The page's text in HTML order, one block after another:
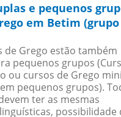
e pequenos
em Betim (grupo
de Grego estão também
pequenos grupos
ou cursos de Grego
pequenos grupos).
ter as mesmas
possibilidade